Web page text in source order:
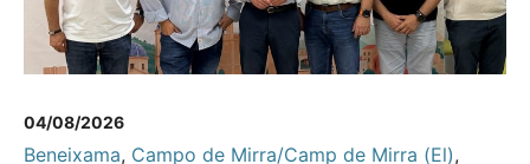
04/08/2026
Beneixama, Campo de Mirra/Camp de Mirra (El),